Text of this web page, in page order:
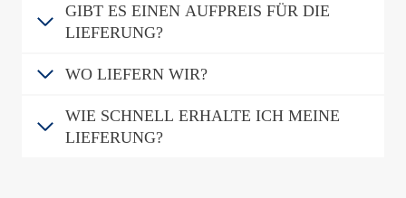
GIBT ES EINEN AUFPREIS FÜR DIE
LIEFERUNG?
WO LIEFERN WIR?
WIE SCHNELL ERHALTE ICH MEINE
LIEFERUNG?